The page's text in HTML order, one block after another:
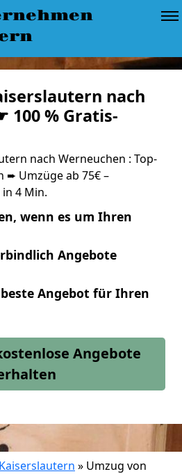
nach
100 % Gratis-
nach Werneuchen : Top-
➨ Umzüge ab 75€ –
4 Min.
wenn es um Ihren
Angebote
beste Angebot für Ihren
Angebote
» Umzug von